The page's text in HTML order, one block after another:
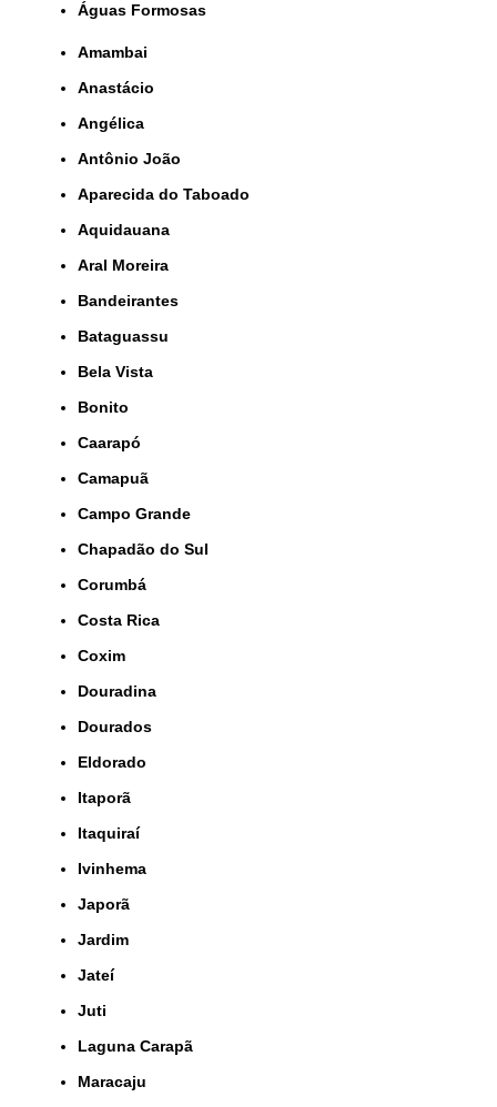
Águas Formosas
Amambai
Anastácio
Angélica
Antônio João
Aparecida do Taboado
Aquidauana
Aral Moreira
Bandeirantes
Bataguassu
Bela Vista
Bonito
Caarapó
Camapuã
Campo Grande
Chapadão do Sul
Corumbá
Costa Rica
Coxim
Douradina
Dourados
Eldorado
Itaporã
Itaquiraí
Ivinhema
Japorã
Jardim
Jateí
Juti
Laguna Carapã
Maracaju